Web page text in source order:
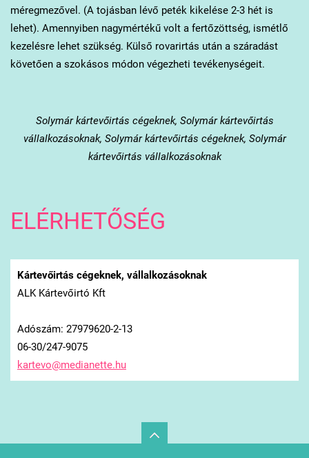
méregmezővel. (A tojásban lévő peték kikelése 2-3 hét is
lehet). Amennyiben nagymértékű volt a fertőzöttség, ismétlő
kezelésre lehet szükség. Külső rovarirtás után a száradást
követően a szokásos módon végezheti tevékenységeit.
Solymárkártevőirtás cégeknek, Solymár kártevőirtás
vállalkozásoknak, Solymár kártevőirtás cégeknek, Solymár
kártevőirtás vállalkozásoknak
ELÉRHETŐSÉG
Kártevőirtás cégeknek, vállalkozásoknak
ALK Kártevőirtó Kft
Adószám: 27979620-2-13
06-30/247-9075
kartevo@medianette.hu